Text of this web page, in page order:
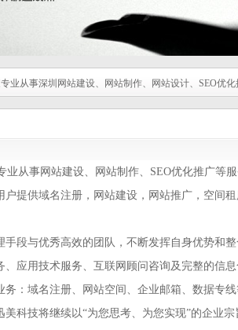
业从事深圳网站建设、网站制作、网站设计、SEO优
业从事网站建设、 网站制作、SEO优化推广等
提供域名注册，网站建设，网站推广，空间
与优秀高效的团队，不断发挥自身优势和整
应用技术服务、互联网顾问咨询及完整的信
：域名注册、网站空间、企业邮箱、数据专线
技将继续以“为您思考、为您实现”的企业宗